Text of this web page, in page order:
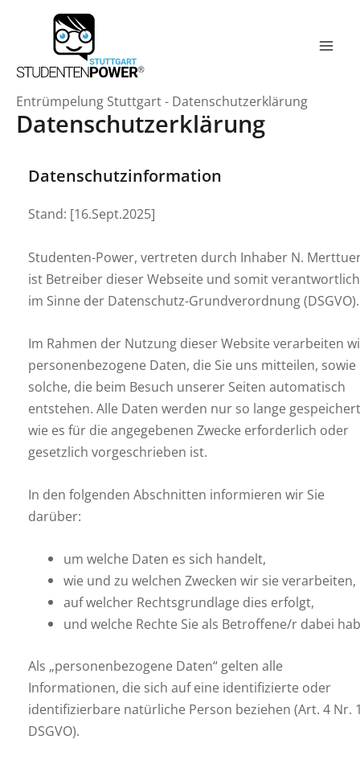
Entrümpelung Stuttgart- Datenschutzerklärung
Datenschutzerklärung
Datenschutzinformation
Stand: [16.Sept.2025]
Studenten-Power, vertreten durch Inhaber N.
ist Betreiber dieser Webseite und somit verantwortlich
im Sinne der Datenschutz-Grundverordnung (DSGVO).
Im Rahmen der Nutzung dieser Website verarbeiten
personenbezogene Daten, die Sie uns mitteilen, sowie
solche, die beim Besuch unserer Seiten automatisch
entstehen. Alle Daten werden nur so lange
wie es für die angegebenen Zwecke erforderlich oder
gesetzlich vorgeschrieben ist.
In den folgenden Abschnitten informieren wir Sie
darüber:
um welche Daten es sich handelt,
wie und zu welchen Zwecken wir sie verarbeiten,
auf welcher Rechtsgrundlage dies erfolgt,
und welche Rechte Sie als Betroffene/r dabei
Als „personenbezogene Daten“ gelten alle
Informationen, die sich auf eine identifizierte oder
identifizierbare natürliche Person beziehen (Art. 4 Nr.
DSGVO).